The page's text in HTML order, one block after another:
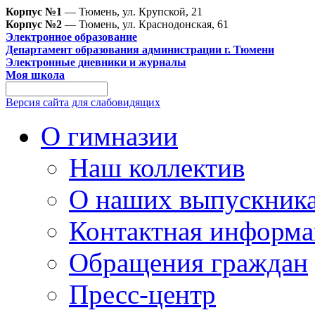
Корпус №1 — Тюмень, ул. Крупской, 21
Корпус №2 — Тюмень, ул. Краснодонская, 61
Электронное образование
Департамент образования администрации г. Тюмени
Электронные дневники и журналы
Моя школа
Версия сайта для слабовидящих
О гимназии
Наш коллектив
О наших
Контактная
Обращения граждан
Пресс-центр